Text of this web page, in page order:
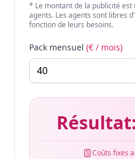
* Le montant de la publicité est
agents. Les agents sont libres
fonction de leurs besoins.
Pack mensuel (€ / mois)
Résultat:
Coûts fixes